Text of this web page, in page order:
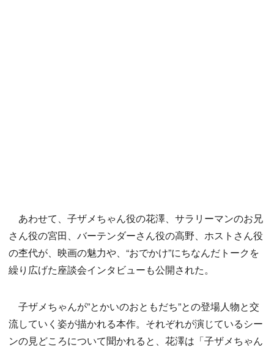
あわせて、子ザメちゃん役の花澤、サラリーマンのお兄
さん役の宮田、バーテンダーさん役の高野、ホストさん役
の杢代が、映画の魅力や、“おでかけ”にちなんだトークを
繰り広げた座談会インタビューも公開された。
子ザメちゃんが”とかいのおともだち”との登場人物と交
流していく姿が描かれる本作。それぞれが演じているシー
ンの見どころについて聞かれると、花澤は「子ザメちゃん